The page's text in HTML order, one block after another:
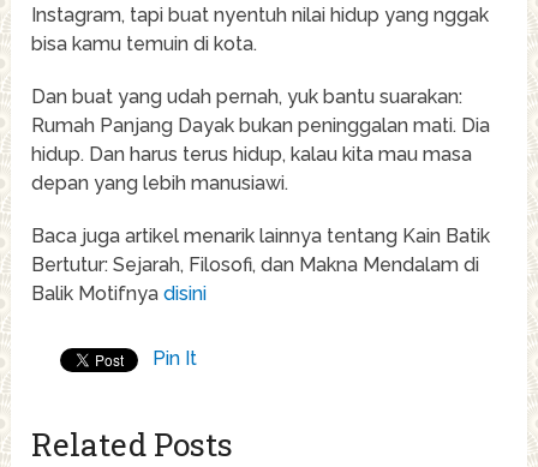
Instagram, tapi buat nyentuh nilai hidup yang nggak
bisa kamu temuin di kota.
Dan buat yang udah pernah, yuk bantu suarakan:
Rumah Panjang Dayak bukan peninggalan mati. Dia
hidup. Dan harus terus hidup, kalau kita mau masa
depan yang lebih manusiawi.
Baca juga artikel menarik lainnya tentang Kain Batik
Bertutur: Sejarah, Filosofi, dan Makna Mendalam di
Balik Motifnyadisini
Pin It
Related Posts